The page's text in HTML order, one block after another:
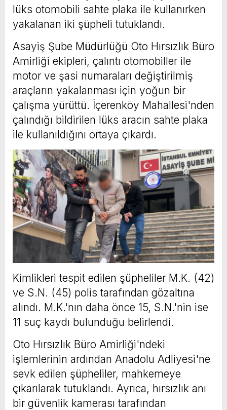
lüks otomobili sahte plaka ile kullanırken
yakalanan iki şüpheli tutuklandı.
Asayiş Şube Müdürlüğü Oto Hırsızlık Büro
Amirliği ekipleri, çalıntı otomobiller ile
motor ve şasi numaraları değiştirilmiş
araçların yakalanması için yoğun bir
çalışma yürüttü. İçerenköy Mahallesi'nden
çalındığı bildirilen lüks aracın sahte plaka
ile kullanıldığını ortaya çıkardı.
Kimlikleri tespit edilen şüpheliler M.K. (42)
ve S.N. (45) polis tarafından gözaltına
alındı. M.K.'nın daha önce 15, S.N.'nin ise
11 suç kaydı bulunduğu belirlendi.
Oto Hırsızlık Büro Amirliği'ndeki
işlemlerinin ardından Anadolu Adliyesi'ne
sevk edilen şüpheliler, mahkemeye
çıkarılarak tutuklandı. Ayrıca, hırsızlık anı
bir güvenlik kamerası tarafından